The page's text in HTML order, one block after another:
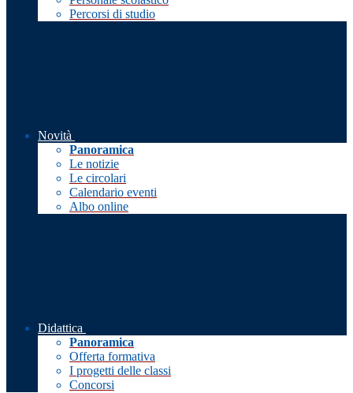
Percorsi di studio
Novità
Panoramica
Le notizie
Le circolari
Calendario eventi
Albo online
Didattica
Panoramica
Offerta formativa
I progetti delle classi
Concorsi